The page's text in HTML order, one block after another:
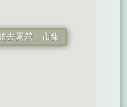
去露營」市集